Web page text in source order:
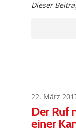
Dieser
22. März
Der Ruf
einer